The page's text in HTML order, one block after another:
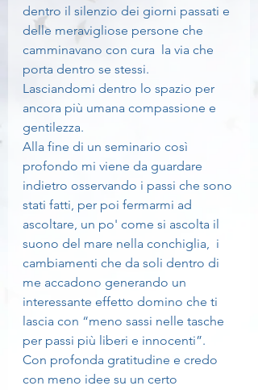
dentro il silenzio dei giorni passati e
delle meravigliose persone che
camminavano con cura  la via che
porta dentro se stessi.
Lasciandomi dentro lo spazio per
ancora più umana compassione e
gentilezza.
Alla fine di un seminario così
profondo mi viene da guardare
indietro osservando i passi che sono
stati fatti, per poi fermarmi ad
ascoltare, un po' come si ascolta il
suono del mare nella conchiglia,  i
cambiamenti che da soli dentro di
me accadono generando un
interessante effetto domino che ti
lascia con “meno sassi nelle tasche
per passi più liberi e innocenti”.
Con profonda gratitudine e credo
con meno idee su un certo